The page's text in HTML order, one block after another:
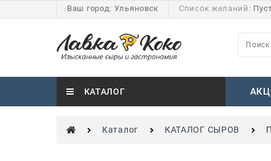
Ваш город: Ульяновск Список желаний: Пуст
КАТАЛОГ
Каталог КАТАЛОГ СЫРОВ